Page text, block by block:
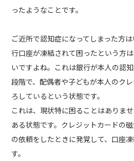
ったようなことです。
ご近所で認知症になってしまった方
行口座が凍結されて困ったという方
いですよね。これは銀行が本人の認
段階で、配偶者や子どもが本人のク
ろしているという状態です。
これは、現状特に困ることはありま
ある状態です。クレジットカードの
の依頼をしたときに発覚して、口座
す。